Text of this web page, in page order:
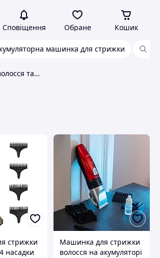
Сповіщення Обране Кошик
машинка для стрижки
Машинки для стрижки волосся та тримери Sokany
стрижки
насадки
Машинка для стрижки
волосся на акумуляторі